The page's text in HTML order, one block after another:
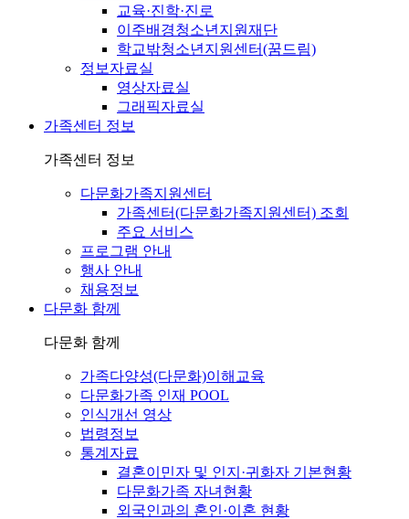
교육·진학·진로
이주배경청소년지원재단
학교밖청소년지원센터(꿈드림)
정보자료실
영상자료실
그래픽자료실
가족센터 정보
가족센터 정보
다문화가족지원센터
가족센터(다문화가족지원센터) 조회
주요 서비스
프로그램 안내
행사 안내
채용정보
다문화 함께
다문화 함께
가족다양성(다문화)이해교육
다문화가족 인재 POOL
인식개선 영상
법령정보
통계자료
결혼이민자 및 인지·귀화자 기본현황
다문화가족 자녀현황
외국인과의 혼인·이혼 현황